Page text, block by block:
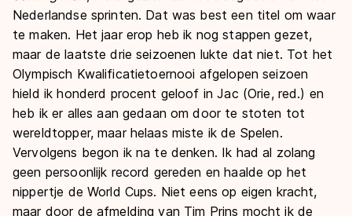
Nederlandse sprinten. Dat was best een titel om waar
te maken. Het jaar erop heb ik nog stappen gezet,
maar de laatste drie seizoenen lukte dat niet. Tot het
Olympisch Kwalificatietoernooi afgelopen seizoen
hield ik honderd procent geloof in Jac (Orie, red.) en
heb ik er alles aan gedaan om door te stoten tot
wereldtopper, maar helaas miste ik de Spelen.
Vervolgens begon ik na te denken. Ik had al zolang
geen persoonlijk record gereden en haalde op het
nippertje de World Cups. Niet eens op eigen kracht,
maar door de afmelding van Tim Prins mocht ik de